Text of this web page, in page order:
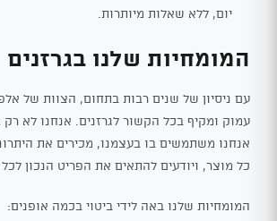
יום, ללא שאלות מיותרות.
המומחיות שלנו בגרזנים
עם ניסיון של שנים רבות בתחום, הצוות של
עמוק ומקיף בכל הקשור לגרזנים. אנחנו לא רק
אנחנו משתמשים בו בעצמנו, מכירים את
כל מוצר, ויודעים להתאים את הפריט הנכון לכל
המומחיות שלנו באה לידי ביטוי בכמה אופנים: